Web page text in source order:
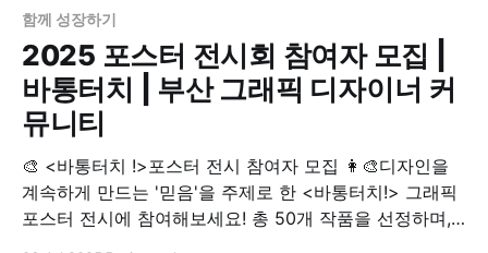
함께 성장하기
2025 포스터 전시회 참여자 모집 |
바통터치 | 부산 그래픽 디자이너 커
뮤니티
🎨 <바통터치 !>포스터 전시 참여자 모집 👩‍🎨디자인을
계속하게 만드는 '믿음'을 주제로 한 <바통터치!> 그래픽
포스터 전시에 참여해보세요! 총 50개 작품을 선정하며, 7